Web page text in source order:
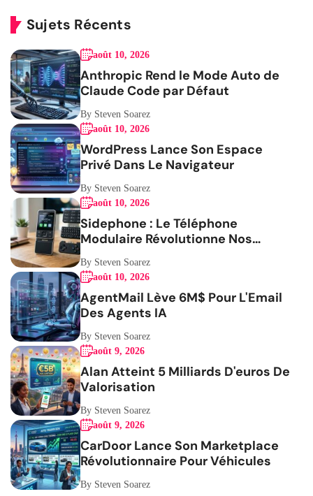
Sujets Récents
août 10, 2026
Anthropic Rend le Mode Auto de
Claude Code par Défaut
By Steven Soarez
août 10, 2026
WordPress Lance Son Espace
Privé Dans Le Navigateur
By Steven Soarez
août 10, 2026
Sidephone : Le Téléphone
Modulaire Révolutionne Nos
Habitudes
By Steven Soarez
août 10, 2026
AgentMail Lève 6M$ Pour L'Email
Des Agents IA
By Steven Soarez
août 9, 2026
Alan Atteint 5 Milliards D'euros De
Valorisation
By Steven Soarez
août 9, 2026
CarDoor Lance Son Marketplace
Révolutionnaire Pour Véhicules
By Steven Soarez